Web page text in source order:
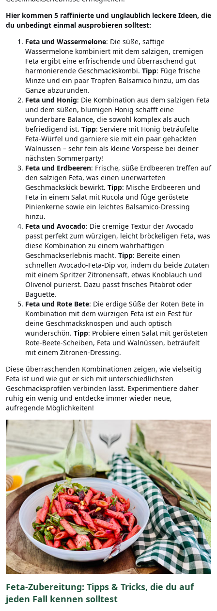
Hier kommen 5 raffinierte und unglaublich leckere Ideen, die
du unbedingt einmal ausprobieren solltest:
Feta und Wassermelone: Die süße, saftige
Wassermelone kombiniert mit dem salzigen, cremigen
Feta ergibt eine erfrischende und überraschend gut
harmonierende Geschmackskombi. Tipp: Füge frische
Minze und ein paar Tropfen Balsamico hinzu, um das
Ganze abzurunden.
Feta und Honig: Die Kombination aus dem salzigen Feta
und dem süßen, blumigen Honig schafft eine
wunderbare Balance, die sowohl komplex als auch
befriedigend ist. Tipp: Serviere mit Honig beträufelte
Feta-Würfel und garniere sie mit ein paar gehackten
Walnüssen – sehr fein als kleine Vorspeise bei deiner
nächsten Sommerparty!
Feta und Erdbeeren: Frische, süße Erdbeeren treffen auf
den salzigen Feta, was einen unerwarteten
Geschmackskick bewirkt. Tipp: Mische Erdbeeren und
Feta in einem Salat mit Rucola und füge geröstete
Pinienkerne sowie ein leichtes Balsamico-Dressing
hinzu.
Feta und Avocado: Die cremige Textur der Avocado
passt perfekt zum würzigen, leicht bröckeligen Feta, was
diese Kombination zu einem wahrhaftigen
Geschmackserlebnis macht. Tipp: Bereite einen
schnellen Avocado-Feta-Dip vor, indem du beide Zutaten
mit einem Spritzer Zitronensaft, etwas Knoblauch und
Olivenöl pürierst. Dazu passt frisches Pitabrot oder
Baguette.
Feta und Rote Bete: Die erdige Süße der Roten Bete in
Kombination mit dem würzigen Feta ist ein Fest für
deine Geschmacksknospen und auch optisch
wunderschön. Tipp: Probiere einen Salat mit gerösteten
Rote-Beete-Scheiben, Feta und Walnüssen, beträufelt
mit einem Zitronen-Dressing.
Diese überraschenden Kombinationen zeigen, wie vielseitig
Feta ist und wie gut er sich mit unterschiedlichsten
Geschmacksprofilen verbinden lässt. Experimentiere daher
ruhig ein wenig und entdecke immer wieder neue,
aufregende Möglichkeiten!
Feta-Zubereitung: Tipps & Tricks, die du auf
jeden Fall kennen solltest